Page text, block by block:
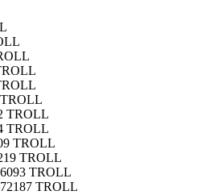
TROLL
TROLL
TROLL
TROLL
TROLL
TROLL
TROLL